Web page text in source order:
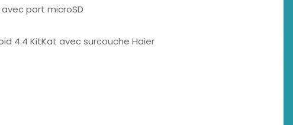
port microSD
4.4 KitKat avec surcouche Haier